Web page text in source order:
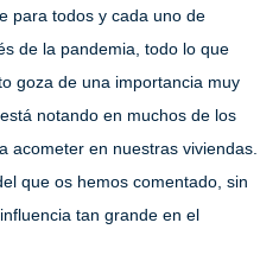
para todos y cada uno de
de la pandemia, todo lo que
goza de una importancia muy
notando en muchos de los
acometer en nuestras viviendas.
que os hemos comentado, sin
tan grande en el